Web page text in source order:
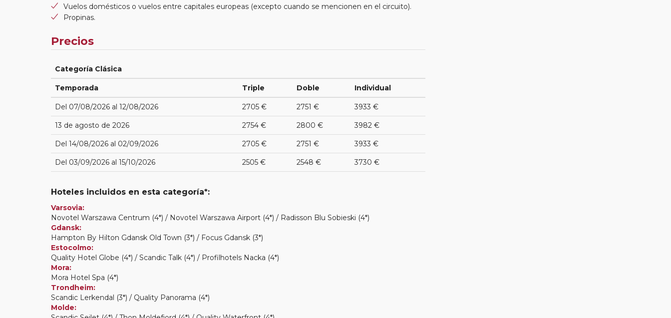
Vuelos domésticos o vuelos entre capitales europeas (excepto cuando se mencionen en el circuito).
Propinas.
Precios
Categoría Clásica
Temporada Triple Doble Individual
Del 07/08/2026 al 12/08/2026 2705 € 2751 € 3933 €
13 de agosto de 2026 2754 € 2800 € 3982 €
Del 14/08/2026 al 02/09/2026 2705 € 2751 € 3933 €
Del 03/09/2026 al 15/10/2026 2505 € 2548 € 3730 €
Hoteles incluidos en esta categoría*:
Varsovia:
Novotel Warszawa Centrum (4*) / Novotel Warszawa Airport (4*) / Radisson Blu Sobieski (4*)
Gdansk:
Hampton By Hilton Gdansk Old Town (3*) / Focus Gdansk (3*)
Estocolmo:
Quality Hotel Globe (4*) / Scandic Talk (4*) / Profilhotels Nacka (4*)
Mora:
Mora Hotel Spa (4*)
Trondheim:
Scandic Lerkendal (3*) / Quality Panorama (4*)
Molde: